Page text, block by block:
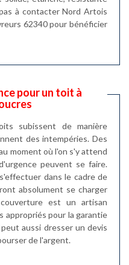
à contacter Nord Artois
62340 pour bénéficier
pour un toit à
subissent de manière
des intempéries. Des
moment où l'on s'y attend
peuvent se faire.
dans le cadre de
absolument se charger
est un artisan
appropriés pour la garantie
aussi dresser un devis
de l'argent.